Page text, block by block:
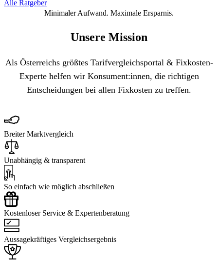
Alle Ratgeber
Minimaler Aufwand. Maximale Ersparnis.
Unsere Mission
Als Österreichs größtes Tarifvergleichsportal & Fixkosten-
Experte helfen wir Konsument:innen, die richtigen
Entscheidungen bei allen Fixkosten zu treffen.
Breiter Marktvergleich
Unabhängig & transparent
So einfach wie möglich abschließen
Kostenloser Service & Expertenberatung
Aussagekräftiges Vergleichsergebnis